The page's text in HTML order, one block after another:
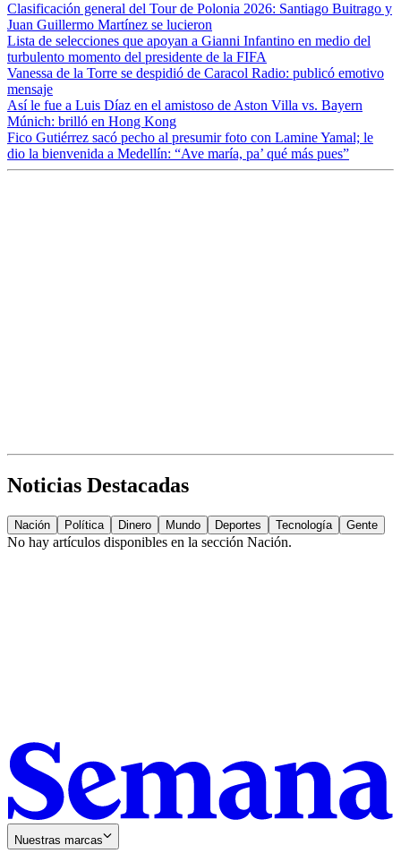
Clasificación general del Tour de Polonia 2026: Santiago Buitrago y
Juan Guillermo Martínez se lucieron
Lista de selecciones que apoyan a Gianni Infantino en medio del
turbulento momento del presidente de la FIFA
Vanessa de la Torre se despidió de Caracol Radio: publicó emotivo
mensaje
Así le fue a Luis Díaz en el amistoso de Aston Villa vs. Bayern
Múnich: brilló en Hong Kong
Fico Gutiérrez sacó pecho al presumir foto con Lamine Yamal; le
dio la bienvenida a Medellín: “Ave maría, pa’ qué más pues”
Noticias Destacadas
Nación Política Dinero Mundo Deportes Tecnología Gente
No hay artículos disponibles en la sección Nación.
Nuestras marcas